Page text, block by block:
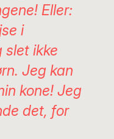
Eller:
i
slet ikke
Jeg kan
kone! Jeg
det, for